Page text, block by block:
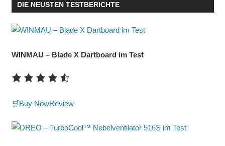
DIE NEUSTEN TESTBERICHTE
WINMAU – Blade X Dartboard im Test
🛒Buy NowReview